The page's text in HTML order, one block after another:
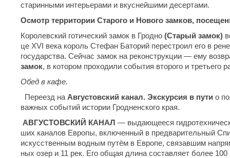
ста­рин­ны­ми ин­те­рье­ра­ми и вкус­ней­ши­ми де­сер­та­ми.
Осмотр территории Старого и Нового замков,
Ко­ро­лев­ский го­ти­че­ский за­мок в Грод­но (Старый замок)
це XVI века ко­роль Сте­фан Ба­то­рий пе­ре­стро­ил его в
го­су­дар­ства. Сейчас за­мок на ре­кон­струк­ции — ему
замок, в котором про­хо­ди­ли со­бы­тия вто­ро­го и тре­тье­го
Обед в кафе.
Переезд на Августовский канал. Экскурсия в пути о
важных событий истории Гродненского края.
АВГУСТОВСКИЙ КАНАЛ — выдающееся
ших каналов Ев­ро­пы, вклю­чен­ный в предварительный
искусственным водным путём в Ев­ро­пе, связавшим
ных озер и 11 рек. Его общая дли­на со­став­ля­ет бо­лее